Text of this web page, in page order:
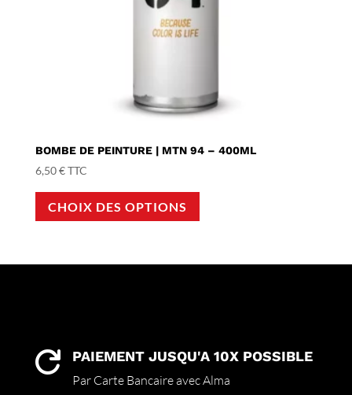
BOMBE DE PEINTURE | MTN 94 – 400ML
6,50€TTC
CHOIX DES OPTIONS
a
choisies
la
 PAIEMENT JUSQU'A 10X POSSIBLE
Par Carte Bancaire avec Alma